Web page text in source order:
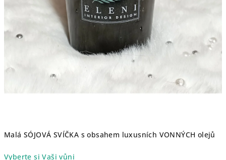
Malá SÓJOVÁ SVÍČKA s obsahem luxusních VONNÝCH olejů
Vyberte si Vaši vůni